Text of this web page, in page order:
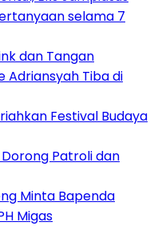
selama 7
dan Tangan
Adriansyah Tiba di
Festival Budaya
Patroli dan
Minta Bapenda
Migas